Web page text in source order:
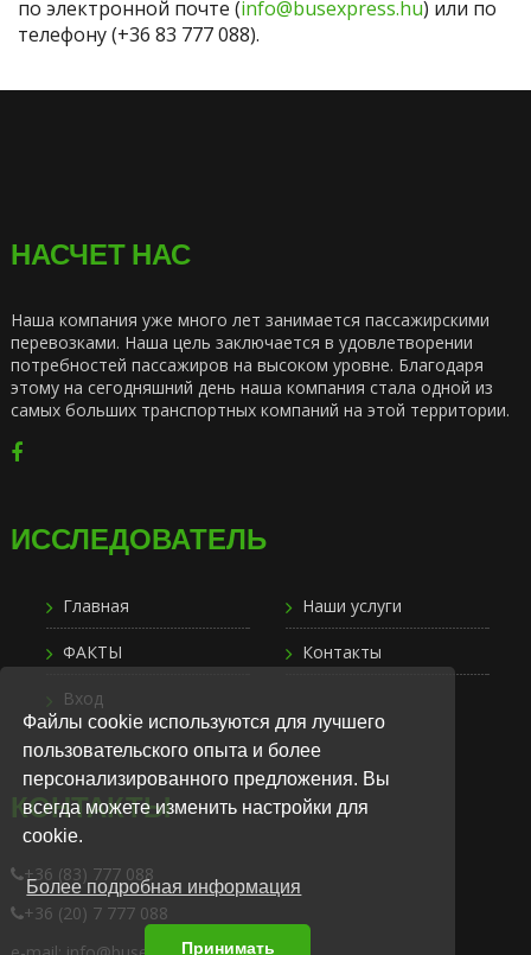
Файлы cookie используются для лучшего
пользовательского опыта и более
персонализированного предложения. Вы
всегда можете изменить настройки для
cookie.
Более подробная информация
Принимать
по электронной почте (info@busexpress.hu) или по
телефону (+36 83 777 088).
НАСЧЕТ НАС
Наша компания уже много лет занимается пассажирскими
перевозками. Наша цель заключается в удовлетворении
потребностей пассажиров на высоком уровне. Благодаря
этому на сегодняшний день наша компания стала одной из
самых больших транспортных компаний на этой территории.
ИССЛЕДОВАТЕЛЬ
Главная Наши услуги
ФАКТЫ Контакты
Вход
КОНТАКТЫ
+36 (83) 777 088
+36 (20) 7 777 088